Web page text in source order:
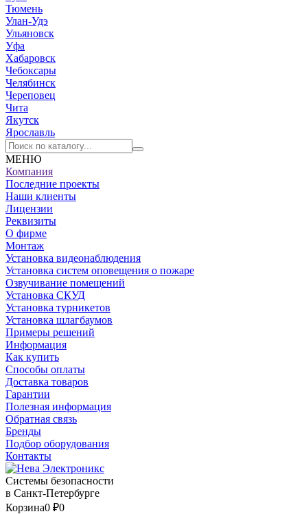
Тюмень
Улан-Удэ
Ульяновск
Уфа
Хабаровск
Чебоксары
Челябинск
Череповец
Чита
Якутск
Ярославль
МЕНЮ
Компания
Последние проекты
Наши клиенты
Лицензии
Реквизиты
О фирме
Монтаж
Установка видеонаблюдения
Установка систем оповещения о пожаре
Озвучивание помещений
Установка СКУД
Установка турникетов
Установка шлагбаумов
Примеры решений
Информация
Как купить
Способы оплаты
Доставка товаров
Гарантии
Полезная информация
Обратная связь
Бренды
Подбор оборудования
Контакты
Системы безопасности
в Санкт-Петербурге
Корзина0 ₽0